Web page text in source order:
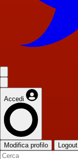
Accedi
Modifica profilo Logout